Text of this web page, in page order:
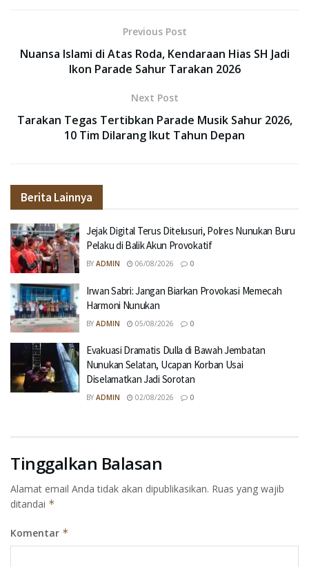
Previous Post
Nuansa Islami di Atas Roda, Kendaraan Hias SH Jadi
Ikon Parade Sahur Tarakan 2026
Next Post
Tarakan Tegas Tertibkan Parade Musik Sahur 2026,
10 Tim Dilarang Ikut Tahun Depan
Berita Lainnya
Jejak Digital Terus Ditelusuri, Polres Nunukan Buru
Pelaku di Balik Akun Provokatif
BY ADMIN 06/08/2026 0
Irwan Sabri: Jangan Biarkan Provokasi Memecah
Harmoni Nunukan
BY ADMIN 05/08/2026 0
Evakuasi Dramatis Dulla di Bawah Jembatan
Nunukan Selatan, Ucapan Korban Usai
Diselamatkan Jadi Sorotan
BY ADMIN 02/08/2026 0
Tinggalkan Balasan
Alamat email Anda tidak akan dipublikasikan. Ruas yang wajib
ditandai *
Komentar *